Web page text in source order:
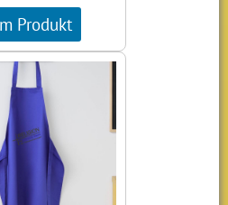
Produkt